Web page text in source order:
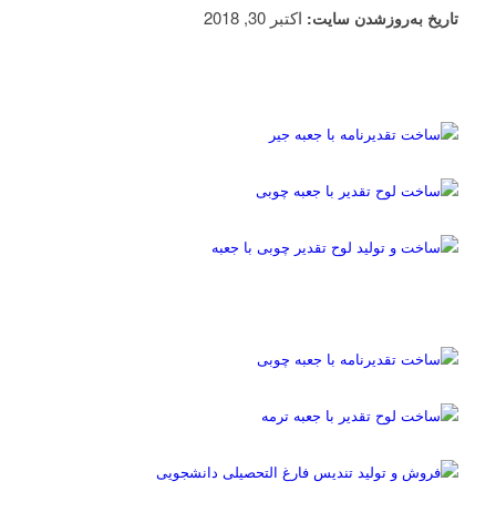
تاریخ به‌روزشدن سایت: اکتبر 30, 2018